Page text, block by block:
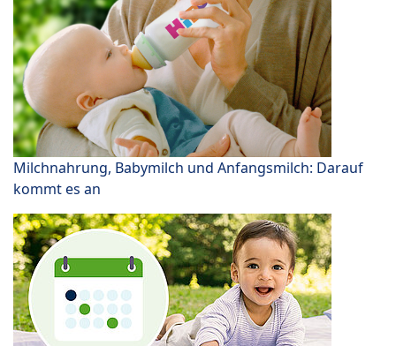
Milchnahrung, Babymilch und Anfangsmilch: Darauf
kommt es an